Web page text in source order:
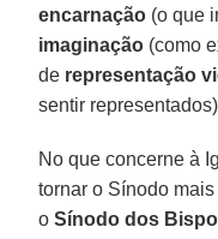
encarnação (o que
imaginação (como
de representação
sentir
No que concerne à
tornar o Sínodo
oSínodo dos